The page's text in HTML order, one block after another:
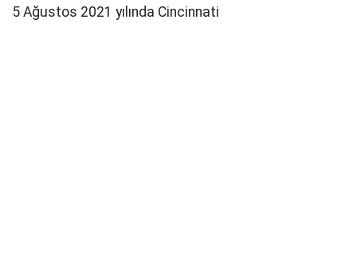
5 Ağustos 2021 yılında Cincinnati